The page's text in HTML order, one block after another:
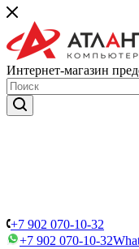
Интернет-магазин
+7 902 070-10-32
+7 902 070-10-32